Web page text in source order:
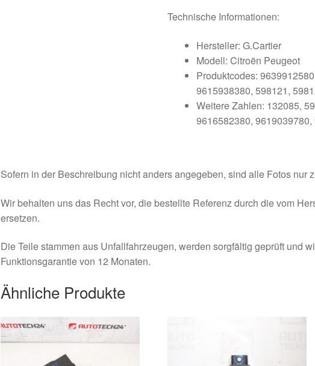
Technische Informationen:
Hersteller: G.Cartier
Modell: Citroën Peugeot
Produktcodes:
9615938380, 598121,
Weitere Zahlen: 132085,
9616582380,
Sofern in der Beschreibung nicht anders angegeben, sind alle Fotos nur
Wir behalten uns das Recht vor, die bestellte Referenz durch die vom
ersetzen.
Die Teile stammen aus Unfallfahrzeugen, werden sorgfältig geprüft und
Funktionsgarantie von 12 Monaten.
Ähnliche Produkte